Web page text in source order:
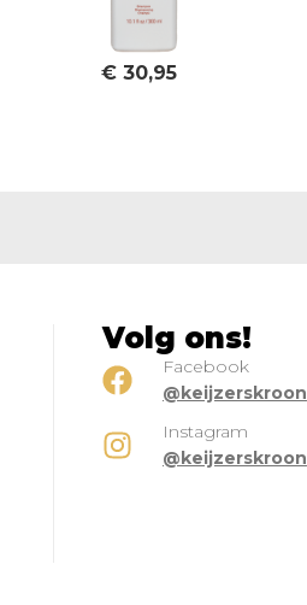
€30,95
Volg ons!
Facebook
@keijzerskroon
Instagram
@keijzerskroon